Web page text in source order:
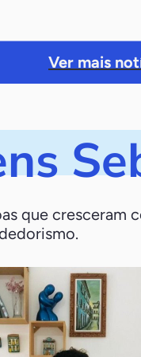
Ver mais
que cresceram
Régia
Luís / MA
participar do
Gardênia